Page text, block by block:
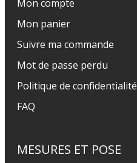
Mon compte
Mon panier
Suivre ma commande
Mot de passe perdu
Politique de confidentialité
FAQ
MESURES ET POSE